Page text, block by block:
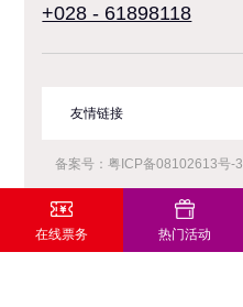
欢乐谷概况
人才招聘
在线票务 热门活动
+028 - 61898118
友情链接
备案号：粤ICP备08102613号-3